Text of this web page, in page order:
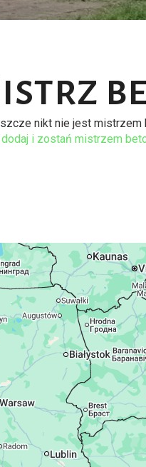
nikt nie jest mistrzem
dodaj i zostań mistrzem